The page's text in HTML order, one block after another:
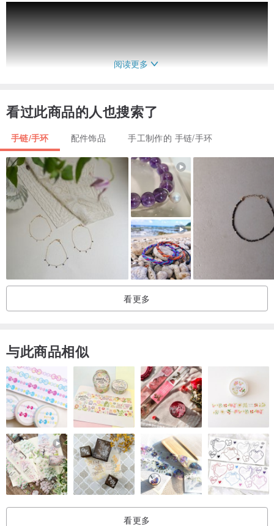
阅读更多
看过此商品的人也搜索了
手链/手环 配件饰品 手工制作的 手链/手环
看更多
与此商品相似
看更多